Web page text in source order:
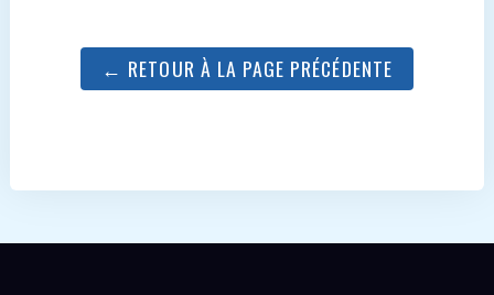
← RETOUR À LA PAGE PRÉCÉDENTE